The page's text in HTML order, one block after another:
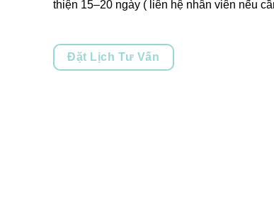
thiện 15–20 ngày ( liên hệ nhân viên nếu
Đặt Lịch Tư Vấn